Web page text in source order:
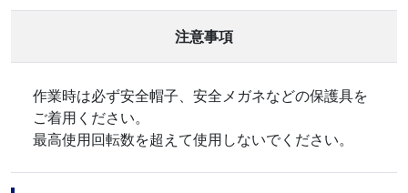
注意事項
作業時は必ず安全帽子、安全メガネなどの保護具を
ご着用ください。
最高使用回転数を超えて使用しないでください。